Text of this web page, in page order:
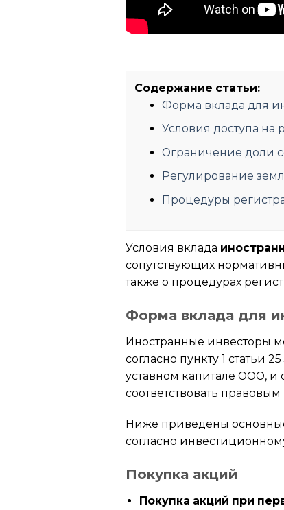
Содержание статьи:
Форма вклада для
Условия доступа на
Ограничение доли
Регулирование
Процедуры
Условия вклада
сопутствующих
также о процедурах
Форма вклада для
Иностранные инвесторы
согласно пункту 1 статьи
уставном капитале ООО,
соответствовать
Ниже приведены
согласно
Покупка акций
Покупка акций при